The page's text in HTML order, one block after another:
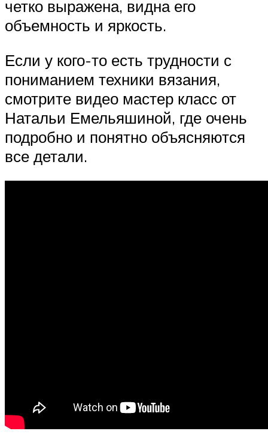
четко выражена, видна его
объемность и яркость.
Если у кого-то есть трудности с
пониманием техники вязания,
смотрите видео мастер класс от
Натальи Емельяшиной, где очень
подробно и понятно объясняются
все детали.